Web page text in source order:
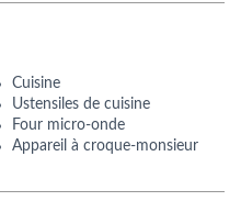
Cuisine
Ustensiles de cuisine
Four micro-onde
Appareil à croque-monsieur